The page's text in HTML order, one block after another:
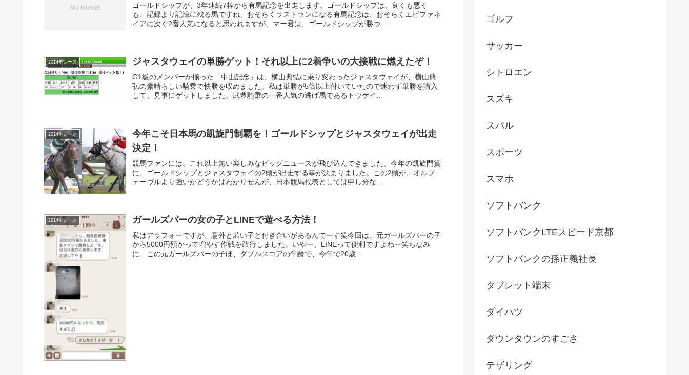
ゴールドシップが、3年連続7枠から有馬記念を出走します。ゴールドシップは、良くも悪く
も、記録より記憶に残る馬ですね、おそらくラストランになる有馬記念は、おそらくエピファネ
イアに次ぐ2番人気になると思われますが、マー君は、ゴールドシップが勝つ...
2014年レース ジャスタウェイの単勝ゲット！それ以上に2着争いの大接戦に燃えたぞ！
G1級のメンバーが揃った「中山記念」は、横山典弘に乗り変わったジャスタウェイが、横山典
弘の素晴らしい騎乗で快勝を収めました。私は単勝が5倍以上付いていたので迷わず単勝を購入
して、見事にゲットしました。武豊騎乗の一番人気の逃げ馬であるトウケイ...
2014年レース
今年こそ日本馬の凱旋門制覇を！ゴールドシップとジャスタウェイが出走
決定！
競馬ファンには、これ以上無い楽しみなビッグニュースが飛び込んできました。今年の凱旋門賞
に、ゴールドシップとジャスタウェイの2頭が出走する事が決まりました。この2頭が、オルフ
ェーヴルより強いかどうかはわかりせんが、日本競馬代表としては申し分な...
2014年レース ガールズバーの女の子とLINEで遊べる方法！
私はアラフォーですが、意外と若い子と付き合いがあるんでーす笑今回は、元ガールズバーの子
から5000円預かって増やす作戦を敢行しました。いやー、LINEって便利ですよねー笑ちなみ
に、この元ガールズバーの子ほ、ダブルスコアの年齢で、今年で20歳...
ゴルフ
サッカー
シトロエン
スズキ
スバル
スポーツ
スマホ
ソフトバンク
ソフトバンクLTEスピード京都
ソフトバンクの孫正義社長
タブレット端末
ダイハツ
ダウンタウンのすごさ
テザリング